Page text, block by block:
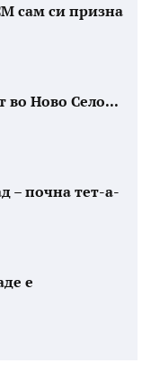
сам си призна
во Ново Село...
– почна тет-а-
е